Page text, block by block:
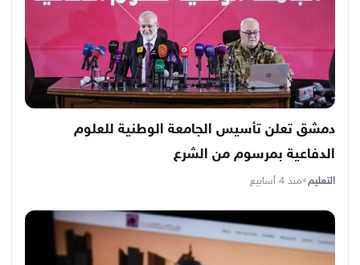
دمشق تعلن تأسيس الجامعة الوطنية للعلوم
الدفاعية بمرسوم من الشرع
التعليم•منذ 4 أسابيع